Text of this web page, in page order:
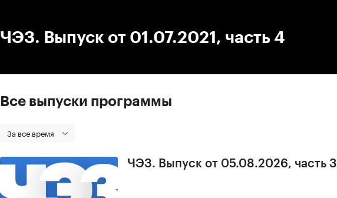
ЧЭЗ. Выпуск от 01.07.2021, часть 4
Все выпуски программы
За все время
ЧЭЗ. Выпуск от 05.08.2026, часть 3